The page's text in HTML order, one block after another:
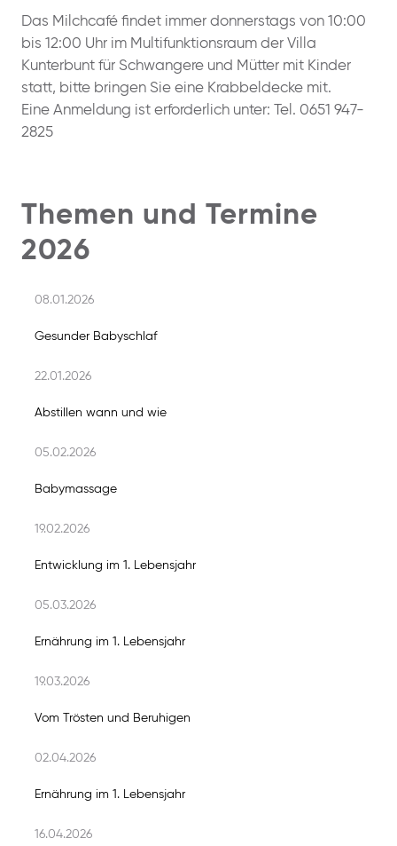
Das Milchcafé findet immer donnerstags von 10:00
bis 12:00 Uhr im Multifunktionsraum der Villa
Kunterbunt für Schwangere und Mütter mit Kinder
statt, bitte bringen Sie eine Krabbeldecke mit.
Eine Anmeldung ist erforderlich unter: Tel. 0651 947-
2825
Themen und Termine
2026
08.01.2026
Gesunder Babyschlaf
22.01.2026
Abstillen wann und wie
05.02.2026
Babymassage
19.02.2026
Entwicklung im 1. Lebensjahr
05.03.2026
Ernährung im 1. Lebensjahr
19.03.2026
Vom Trösten und Beruhigen
02.04.2026
Ernährung im 1. Lebensjahr
16.04.2026